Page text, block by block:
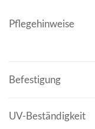
Pflegehinweise
Befestigung
UV-Beständigkeit